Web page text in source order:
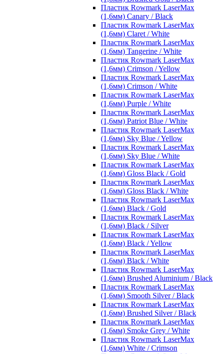
Пластик Rowmark LaserMax
(1,6мм) Canary / Black
Пластик Rowmark LaserMax
(1,6мм) Claret / White
Пластик Rowmark LaserMax
(1,6мм) Tangerine / White
Пластик Rowmark LaserMax
(1,6мм) Crimson / Yellow
Пластик Rowmark LaserMax
(1,6мм) Crimson / White
Пластик Rowmark LaserMax
(1,6мм) Purple / White
Пластик Rowmark LaserMax
(1,6мм) Patriot Blue / White
Пластик Rowmark LaserMax
(1,6мм) Sky Blue / Yellow
Пластик Rowmark LaserMax
(1,6мм) Sky Blue / White
Пластик Rowmark LaserMax
(1,6мм) Gloss Black / Gold
Пластик Rowmark LaserMax
(1,6мм) Gloss Black / White
Пластик Rowmark LaserMax
(1,6мм) Black / Gold
Пластик Rowmark LaserMax
(1,6мм) Black / Silver
Пластик Rowmark LaserMax
(1,6мм) Black / Yellow
Пластик Rowmark LaserMax
(1,6мм) Black / White
Пластик Rowmark LaserMax
(1,6мм) Brushed Aluminium / Black
Пластик Rowmark LaserMax
(1,6мм) Smooth Silver / Black
Пластик Rowmark LaserMax
(1,6мм) Brushed Silver / Black
Пластик Rowmark LaserMax
(1,6мм) Smoke Grey / White
Пластик Rowmark LaserMax
(1,6мм) White / Crimson